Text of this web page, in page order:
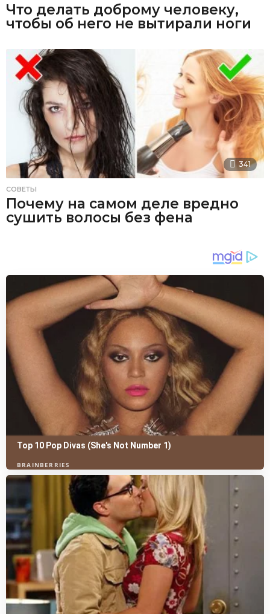
Что делать доброму человеку,
чтобы об него не вытирали ноги
341
СОВЕТЫ
Почему на самом деле вредно
сушить волосы без фена